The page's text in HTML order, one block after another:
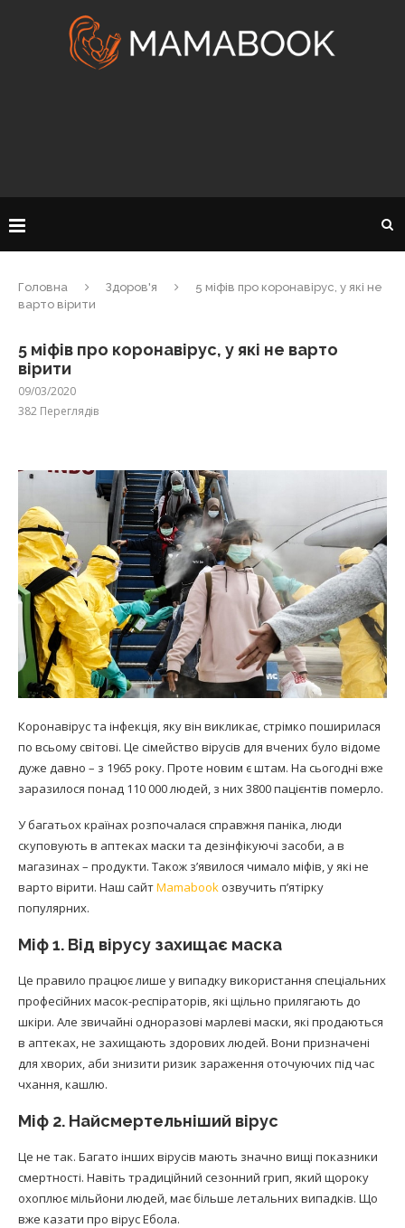
Головна Здоров'я
5 міфів про коронавірус, у які не
варто вірити
5 міфів про коронавірус, у які не варто
вірити
09/03/2020
382 Переглядів
Коронавірус та інфекція, яку він викликає, стрімко поширилася
по всьому світові. Це сімейство вірусів для вчених було відоме
дуже давно – з 1965 року. Проте новим є штам. На сьогодні вже
заразилося понад 110 000 людей, з них 3800 пацієнтів померло.
У багатьох країнах розпочалася справжня паніка, люди
скуповують в аптеках маски та дезінфікуючі засоби, а в
магазинах – продукти. Також з’явилося чимало міфів, у які не
варто вірити. Наш сайтMamabook озвучить п’ятірку
популярних.
Міф 1. Від вірусу захищає маска
Це правило працює лише у випадку використання спеціальних
професійних масок-респіраторів, які щільно прилягають до
шкіри. Але звичайні одноразові марлеві маски, які продаються
в аптеках, не захищають здорових людей. Вони призначені
для хворих, аби знизити ризик зараження оточуючих під час
чхання, кашлю.
Міф 2. Найсмертельніший вірус
Це не так. Багато інших вірусів мають значно вищі показники
смертності. Навіть традиційний сезонний грип, який щороку
охоплює мільйони людей, має більше летальних випадків. Що
вже казати про вірус Ебола.